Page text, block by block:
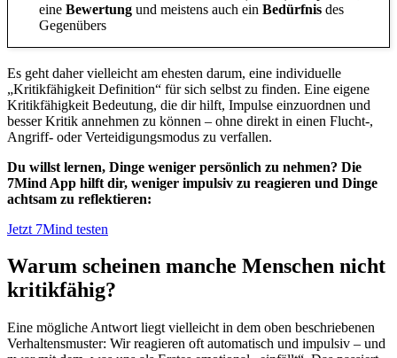
eine Bewertung und meistens auch ein Bedürfnis des
Gegenübers
Es geht daher vielleicht am ehesten darum, eine individuelle
„Kritikfähigkeit Definition“ für sich selbst zu finden. Eine eigene
Kritikfähigkeit Bedeutung, die dir hilft, Impulse einzuordnen und
besser Kritik annehmen zu können – ohne direkt in einen Flucht-,
Angriff- oder Verteidigungsmodus zu verfallen.
Du willst lernen, Dinge weniger persönlich zu nehmen? Die
7Mind App hilft dir, weniger impulsiv zu reagieren und Dinge
achtsam zu reflektieren:
Jetzt 7Mind testen
Warum scheinen manche Menschen nicht
kritikfähig?
Eine mögliche Antwort liegt vielleicht in dem oben beschriebenen
Verhaltensmuster: Wir reagieren oft automatisch und impulsiv – und